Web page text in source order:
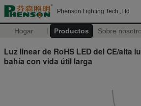
Phenson Lighting Tech.,Ltd
Hogar Productos Sobre
Luz linear de RoHS LED del CE/alta
bahía con vida útil larga